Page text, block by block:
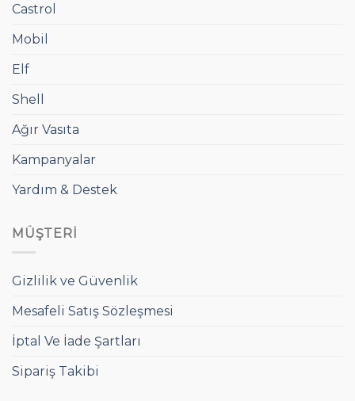
Castrol
Mobil
Elf
Shell
Ağır Vasıta
Kampanyalar
Yardım & Destek
MÜŞTERI
Gizlilik ve Güvenlik
Mesafeli Satış Sözleşmesi
İptal Ve İade Şartları
Sipariş Takibi